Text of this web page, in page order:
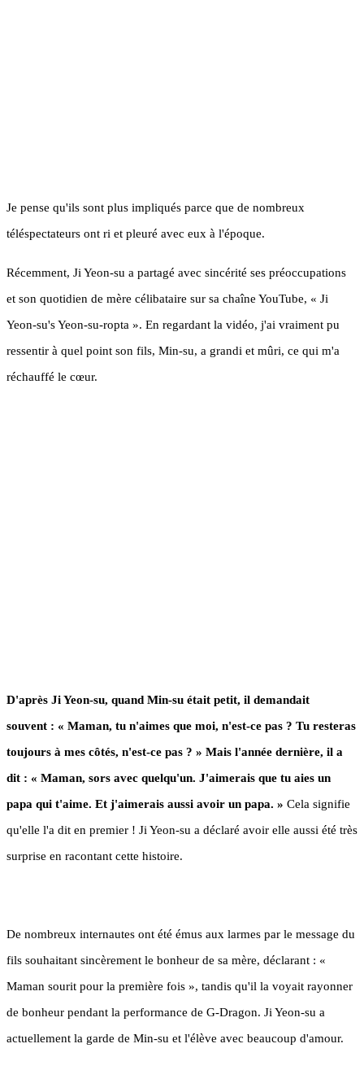
Je pense qu'ils sont plus impliqués parce que de nombreux
téléspectateurs ont ri et pleuré avec eux à l'époque.
Récemment, Ji Yeon-su a partagé avec sincérité ses préoccupations
et son quotidien de mère célibataire sur sa chaîne YouTube, « Ji
Yeon-su's Yeon-su-ropta ». En regardant la vidéo, j'ai vraiment pu
ressentir à quel point son fils, Min-su, a grandi et mûri, ce qui m'a
réchauffé le cœur.
D'après Ji Yeon-su, quand Min-su était petit, il demandait
souvent : « Maman, tu n'aimes que moi, n'est-ce pas ? Tu resteras
toujours à mes côtés, n'est-ce pas ? » Mais l'année dernière, il a
dit : « Maman, sors avec quelqu'un. J'aimerais que tu aies un
papa qui t'aime. Et j'aimerais aussi avoir un papa. » Cela signifie
qu'elle l'a dit en premier ! Ji Yeon-su a déclaré avoir elle aussi été très
surprise en racontant cette histoire.
De nombreux internautes ont été émus aux larmes par le message du
fils souhaitant sincèrement le bonheur de sa mère, déclarant : «
Maman sourit pour la première fois », tandis qu'il la voyait rayonner
de bonheur pendant la performance de G-Dragon. Ji Yeon-su a
actuellement la garde de Min-su et l'élève avec beaucoup d'amour.